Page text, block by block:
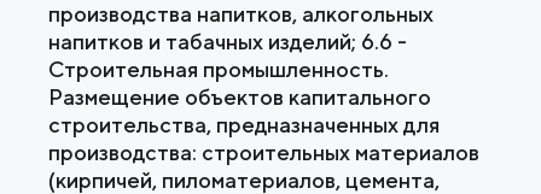
производства напитков, алкогольных
напитков и табачных изделий; 6.6 -
Строительная промышленность.
Размещение объектов капитального
строительства, предназначенных для
производства: строительных материалов
(кирпичей, пиломатериалов, цемента,